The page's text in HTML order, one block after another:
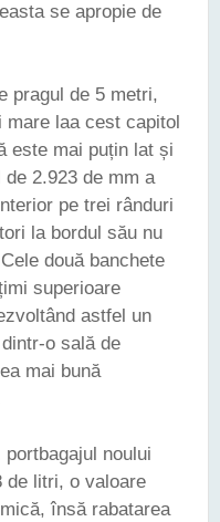
se apropie de
pragul de 5 metri,
laa cest capitol
este mai puțin lat și
2.923 de mm a
pe trei rânduri
la bordul său nu
două banchete
superioare
astfel un
o sală de
mai bună
noului
de litri, o valoare
însă rabatarea